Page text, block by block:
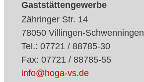
Gaststättengewerbe
Zähringer Str. 14
78050 Villingen-Schwenningen
Tel.: 07721 / 88785-30
Fax: 07721 / 88785-55
info@hoga-vs.de